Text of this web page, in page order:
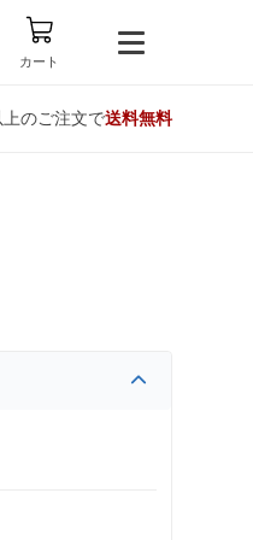
カート
のご注文で送料無料